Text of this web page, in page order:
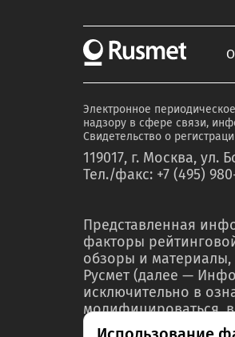
Электронное
надзору в сфере связи,
Свидетельство о
119017, г. Москва, ул.
Тел./факс: +7 (495)
Представленная
факторы
обзоры и
Русмет (далее —
исключительно в
модифицироваться,
любой форме ни